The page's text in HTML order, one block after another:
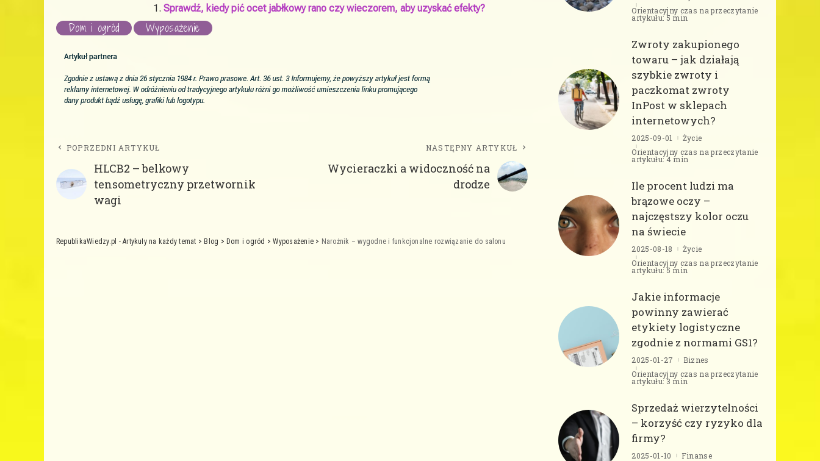
Sprawdź, kiedy pić ocet jabłkowy rano czy wieczorem, aby uzyskać efekty?
Dom i ogród Wyposażenie
POPRZEDNI ARTYKUŁ
HLCB2 – belkowy
tensometryczny przetwornik
wagi
NASTĘPNY ARTYKUŁ
Wycieraczki a widoczność na
drodze
RepublikaWiedzy.pl - Artykuły na każdy temat > Blog > Dom i ogród >Wyposażenie > Narożnik – wygodne i funkcjonalne rozwiązanie do salonu
Orientacyjny czas na przeczytanie
artykułu: 5 min
Zwroty zakupionego
towaru – jak działają
szybkie zwroty i
paczkomat zwroty
InPost w sklepach
internetowych?
2025-09-01
Życie
Orientacyjny czas na przeczytanie
artykułu: 4 min
Ile procent ludzi ma
brązowe oczy –
najczęstszy kolor oczu
na świecie
2025-08-18
Życie
Orientacyjny czas na przeczytanie
artykułu: 5 min
Jakie informacje
powinny zawierać
etykiety logistyczne
zgodnie z normami GS1?
2025-01-27
Biznes
Orientacyjny czas na przeczytanie
artykułu: 3 min
Sprzedaż wierzytelności
– korzyść czy ryzyko dla
firmy?
2025-01-10 Finanse